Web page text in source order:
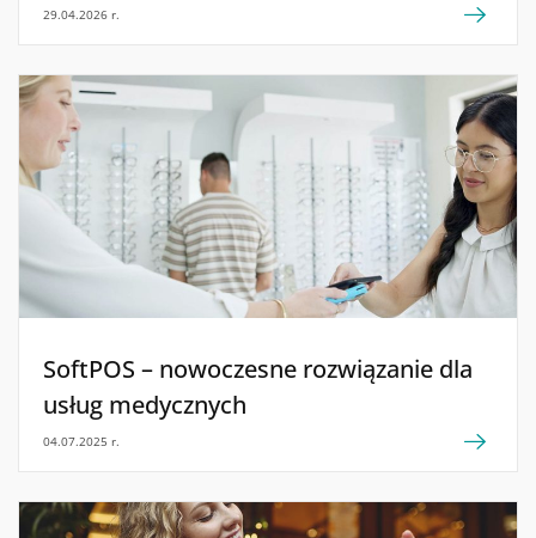
wcale nie musi być uciążliwa. Wystarczy, że ma się
do tego odpowiednie narzędzia. Zobacz jak Credit
Agricole może ci w tym pomóc. KSeF, czyli
Krajowy System e-Faktur od Ministerstwa
Finansów, to rozwiązanie umożliwiające
przedsiębiorcom rejestrowanie i zapisywanie
faktur, […]
29.04.2026 r.
SoftPOS – nowoczesne rozwiązanie dla
usług medycznych
04.07.2025 r.